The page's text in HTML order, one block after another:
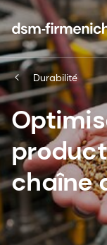
Durabilité
chaîne